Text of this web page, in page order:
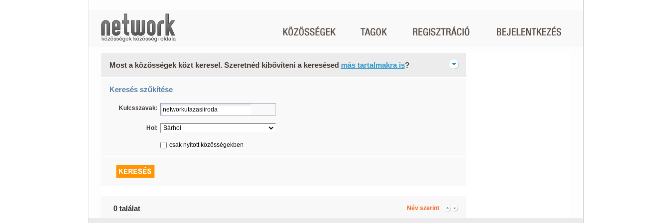
Most a közösségek közt keresel. Szeretnéd kibővíteni a keresésed más tartalmakra is?
Keresés szűkítése
Kulcsszavak:
Hol:
csak nyitott közösségekben
0 találat Név szerint